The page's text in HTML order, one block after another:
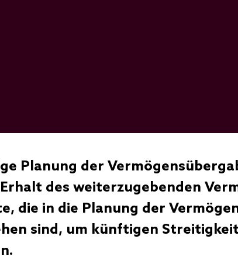
Planung der
des weiterzugebenden
die in die Planung der
sind, um künftigen